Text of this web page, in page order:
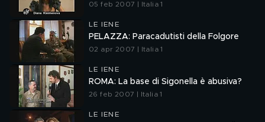
05 feb 2007 | Italia 1
LE IENE
PELAZZA: Paracadutisti della Folgore
02 apr 2007 | Italia 1
LE IENE
ROMA: La base di Sigonella è abusiva?
26 feb 2007 | Italia 1
LE IENE